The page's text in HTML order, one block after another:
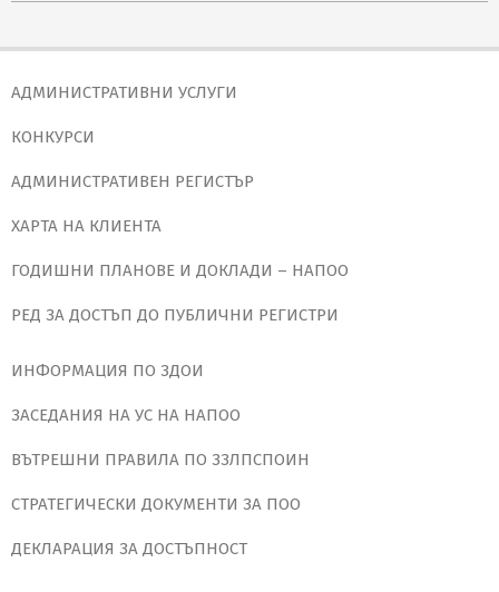
АДМИНИСТРАТИВНИ УСЛУГИ
КОНКУРСИ
АДМИНИСТРАТИВЕН РЕГИСТЪР
ХАРТА НА КЛИЕНТА
ГОДИШНИ ПЛАНОВЕ И ДОКЛАДИ – НАПОО
РЕД ЗА ДОСТЪП ДО ПУБЛИЧНИ РЕГИСТРИ
ИНФОРМАЦИЯ ПО ЗДОИ
ЗАСЕДАНИЯ НА УС НА НАПОО
ВЪТРЕШНИ ПРАВИЛА ПО ЗЗЛПСПОИН
СТРАТЕГИЧЕСКИ ДОКУМЕНТИ ЗА ПОО
ДЕКЛАРАЦИЯ ЗА ДОСТЪПНОСТ